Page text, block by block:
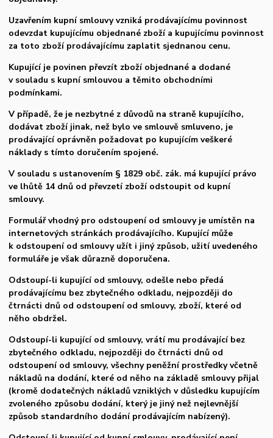
Uzavřením kupní smlouvy vzniká prodávajícímu povinnost
odevzdat kupujícímu objednané zboží a kupujícímu povinnost
za toto zboží prodávajícímu zaplatit sjednanou cenu.
Kupující je povinen převzít zboží objednané a dodané
v souladu s kupní smlouvou a těmito obchodními
podmínkami.
V případě, že je nezbytné z důvodů na straně kupujícího,
dodávat zboží jinak, než bylo ve smlouvě smluveno, je
prodávající oprávněn požadovat po kupujícím veškeré
náklady s tímto doručením spojené.
V souladu s ustanovením § 1829 obč. zák. má kupující právo
ve lhůtě 14 dnů od převzetí zboží odstoupit od kupní
smlouvy.
Formulář vhodný pro odstoupení od smlouvy je umístěn na
internetových stránkách prodávajícího. Kupující může
k odstoupení od smlouvy užít i jiný způsob, užití uvedeného
formuláře je však důrazně doporučena.
Odstoupí-li kupující od smlouvy, odešle nebo předá
prodávajícímu bez zbytečného odkladu, nejpozději do
čtrnácti dnů od odstoupení od smlouvy, zboží, které od
něho obdržel.
Odstoupí-li kupující od smlouvy, vrátí mu prodávající bez
zbytečného odkladu, nejpozději do čtrnácti dnů od
odstoupení od smlouvy, všechny peněžní prostředky včetně
nákladů na dodání, které od něho na základě smlouvy přijal
(kromě dodatečných nákladů vzniklých v důsledku kupujícím
zvoleného způsobu dodání, který je jiný než nejlevnější
způsob standardního dodání prodávajícím nabízený).